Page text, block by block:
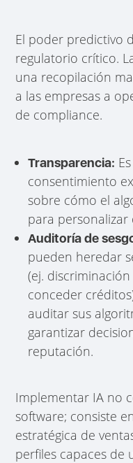
El poder predictivo
regulatorio crítico.
una recopilación
a las empresas a
de compliance.
Transparencia:
consentimiento
sobre cómo el
para personalizar
Auditoría de
pueden heredar
(ej.
conceder
auditar sus
garantizar
reputación.
Implementar IA no
software; consiste
estratégica de
perfiles capaces de